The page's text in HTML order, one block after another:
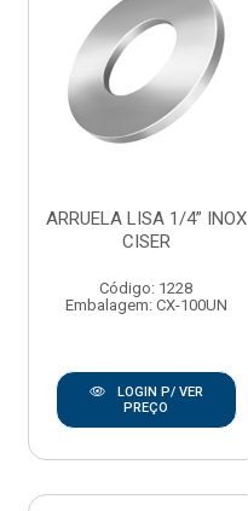
ARRUELA LISA 1/4” INOX
CISER
Código: 1228
Embalagem: CX-100UN
LOGIN P/ VER
PREÇO